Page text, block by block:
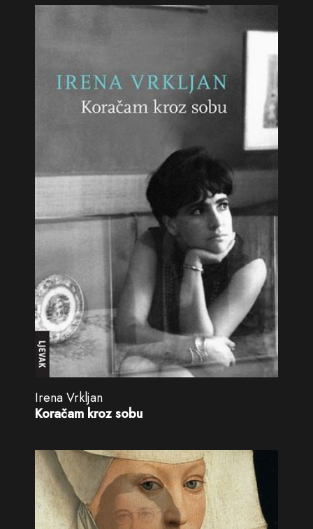
Irena Vrkljan
Koračam kroz sobu